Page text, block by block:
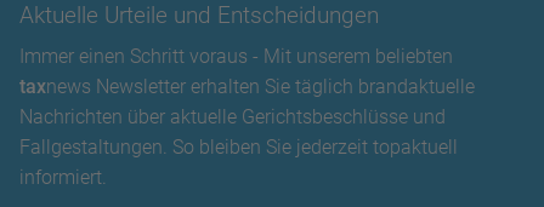
Aktuelle Urteile und Entscheidungen
Immer einen Schritt voraus - Mit unserem beliebten
taxnews Newsletter erhalten Sie täglich brandaktuelle
Nachrichten über aktuelle Gerichtsbeschlüsse und
Fallgestaltungen. So bleiben Sie jederzeit topaktuell
informiert.